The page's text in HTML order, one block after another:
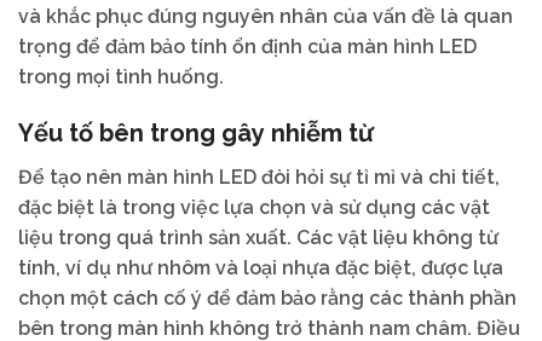
và khắc phục đúng nguyên nhân của vấn đề là quan
trọng để đảm bảo tính ổn định của màn hình LED
trong mọi tình huống.
Yếu tố bên trong gây nhiễm từ
Để tạo nên màn hình LED đòi hỏi sự tỉ mỉ và chi tiết,
đặc biệt là trong việc lựa chọn và sử dụng các vật
liệu trong quá trình sản xuất. Các vật liệu không từ
tính, ví dụ như nhôm và loại nhựa đặc biệt, được lựa
chọn một cách cố ý để đảm bảo rằng các thành phần
bên trong màn hình không trở thành nam châm. Điều